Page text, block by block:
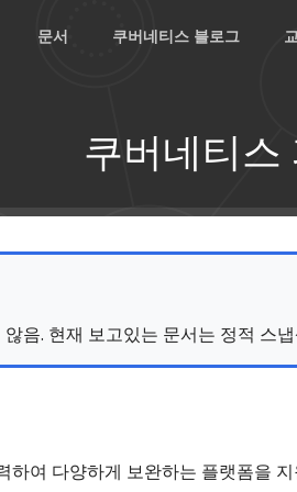
문서 쿠버네티스 블로그
쿠버네티스
음. 현재 보고있는 문서는 정적 스
하여 다양하게 보완하는 플랫폼을